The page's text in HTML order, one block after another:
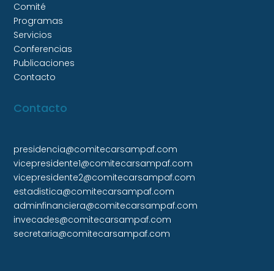
Comité
Programas
Servicios
Conferencias
Publicaciones
Contacto
Contacto
presidencia@comitecarsampaf.com
vicepresidente1@comitecarsampaf.com
vicepresidente2@comitecarsampaf.com
estadistica@comitecarsampaf.com
adminfinanciera@comitecarsampaf.com
invecades@comitecarsampaf.com
secretaria@comitecarsampaf.com